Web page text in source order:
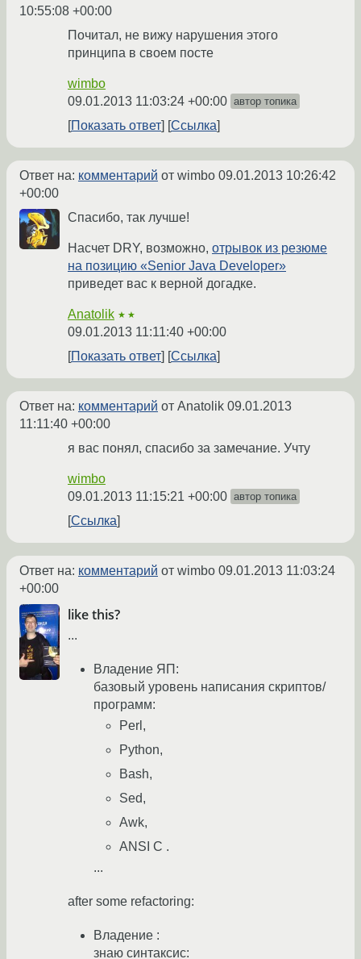
10:55:08 +00:00
Почитал, не вижу нарушения этого
принципа в своем посте
wimbo
09.01.2013 11:03:24 +00:00 автор топика
Показать ответ Ссылка
Ответ на: комментарий от wimbo 09.01.2013 10:26:42
+00:00
Спасибо, так лучше!
Насчет DRY, возможно, отрывок из резюме
на позицию «Senior Java Developer»
приведет вас к верной догадке.
Anatolik ★★
09.01.2013 11:11:40 +00:00
Показать ответ
Ссылка
Ответ на: комментарий от Anatolik 09.01.2013
11:11:40 +00:00
я вас понял, спасибо за замечание. Учту
wimbo
09.01.2013 11:15:21 +00:00 автор топика
Ссылка
Ответ на: комментарий от wimbo 09.01.2013 11:03:24
+00:00
like this?
...
Владение ЯП:
базовый уровень написания скриптов/
программ:
Perl,
Python,
Bash,
Sed,
Awk,
ANSI C .
...
after some refactoring:
Владение :
знаю синтаксис: